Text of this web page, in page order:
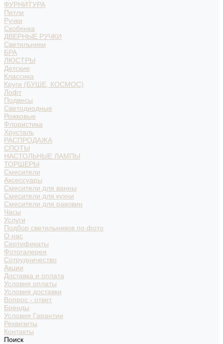
ФУРНИТУРА
Петли
Ручки
Скобянка
ДВЕРНЫЕ РУЧКИ
Светильники
БРА
ЛЮСТРЫ
Детские
Классика
Круги (БУШЕ, КОСМОС)
Лофт
Подвесы
Светодиодные
Рожковые
Флористика
Хрусталь
РАСПРОДАЖА
СПОТЫ
НАСТОЛЬНЫЕ ЛАМПЫ
ТОРШЕРЫ
Смесители
Аксессуары
Смесители для ванны
Смесители для кухни
Смесители для раковин
Часы
Услуги
Подбор светильников по фото
О нас
Сертификаты
Фотогалерея
Сотрудничество
Акции
Доставка и оплата
Условия оплаты
Условия доставки
Вопрос - ответ
Бренды
Условия Гарантии
Реквизиты
Контакты
Поиск